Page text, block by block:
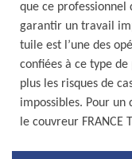
que ce professionnel
garantir un travail
tuile est l’une des
confiées à ce type
plus les risques de
impossibles. Pour un
le couvreur FRANCE